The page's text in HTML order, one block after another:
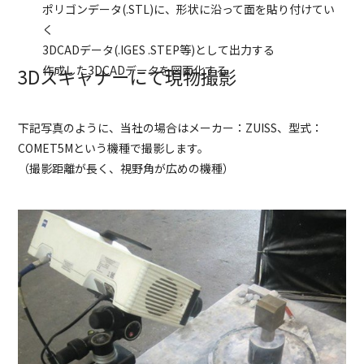
ポリゴンデータ(.STL)に、形状に沿って面を貼り付けてい
く
3DCADデータ(.IGES .STEP等)として出力する
作成した3DCADデータを図面化する
3Dスキャナーにて現物撮影
下記写真のように、当社の場合はメーカー：ZUISS、型式：
COMET5Mという機種で撮影します。
（撮影距離が長く、視野角が広めの機種）